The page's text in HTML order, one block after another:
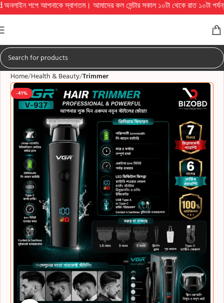
আপনাকে স্বাগতম। আমাদের কল সেন্টার সকাল ১০টা থেকে রাত ১০টা পর্যন্ত চালু
Home Health & Beauty Trimmer
-41%